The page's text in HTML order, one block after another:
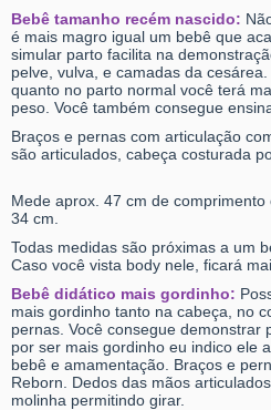
Bebê tamanho recém nascido:
é mais magro igual um bebê que
simular parto facilita na
pelve, vulva, e camadas da
quanto no parto normal você terá
peso. Você também consegue
Braços e pernas com articulação
são articulados, cabeça costurada
Mede aprox. 47 cm de
34 cm.
Todas medidas são próximas a um
Caso você vista body nele, ficará
Bebê didático mais gordinho:
mais gordinho tanto na cabeça, no
pernas. Você consegue demonstrar
por ser mais gordinho eu indico ele
bebê e amamentação. Braços e
Reborn. Dedos das mãos
molinha permitindo girar.